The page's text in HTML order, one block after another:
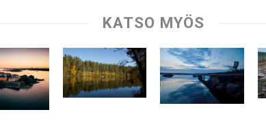
KATSO MYÖS